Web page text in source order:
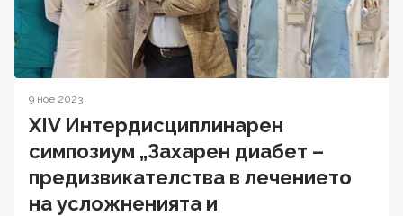
9 ное 2023
XIV Интердисциплинарен
симпозиум „Захарен диабет –
предизвикателства в лечението
на усложненията и